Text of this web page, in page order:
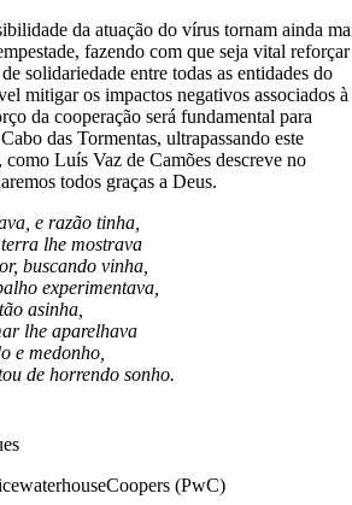
da atuação do vírus tornam ainda
fazendo com que seja vital reforçar
solidariedade entre todas as entidades do
mitigar os impactos negativos associados à
da cooperação será fundamental para
das Tormentas, ultrapassando este
como Luís Vaz de Camões descreve no
todos graças a Deus.
e razão tinha,
lhe mostrava
buscando vinha,
experimentava,
asinha,
lhe aparelhava
e medonho,
de horrendo sonho.
(PwC)